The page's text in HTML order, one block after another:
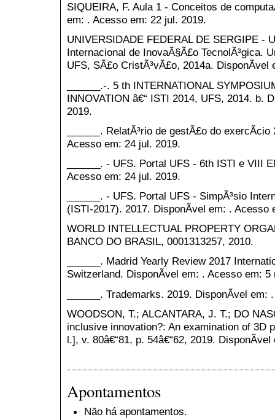
SIQUEIRA, F. Aula 1 - Conceitos de
em: . Acesso em: 22 jul. 2019.
UNIVERSIDADE FEDERAL DE SERGIPE -
Internacional de InovaÃ§Ã£o TecnolÃ³gica.
UFS, SÃ£o CristÃ³vÃ£o, 2014a.
______.-. 5 th INTERNATIONAL
INNOVATION â€“ ISTI 2014, UFS, 2014. b.
2019.
______. RelatÃ³rio de gestÃ£o do
Acesso em: 24 jul. 2019.
______. - UFS. Portal UFS - 6th ISTI e VIII
Acesso em: 24 jul. 2019.
______. - UFS. Portal UFS - SimpÃ³sio
(ISTI-2017). 2017. DisponÃ­vel em: . Acesso
WORLD INTELLECTUAL PROPERTY
BANCO DO BRASIL, 0001313257, 2010.
______. Madrid Yearly Review 2017
Switzerland. DisponÃ­vel em: . Acesso em: 5
______. Trademarks. 2019. DisponÃ­vel
WOODSON, T.; ALCANTARA, J. T.; DO
inclusive innovation?: An examination of 3D
l.], v. 80â€“81, p. 54â€“62, 2019.
Apontamentos
Não há apontamentos.